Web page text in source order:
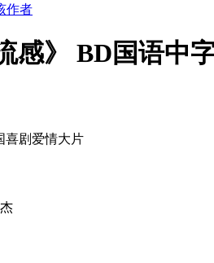
作者
感》 BD国语中
喜剧爱情大片